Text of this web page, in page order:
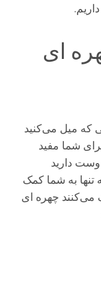
ای
که میل می‌کنید
شما مفید
دارید
غذایی که نه تنها به شما کمک
می‌کنند چهره ‌ای